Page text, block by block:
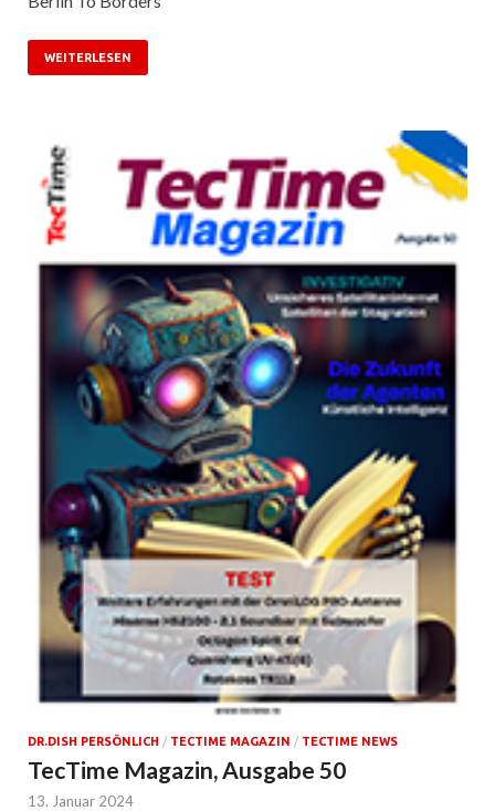
WEITERLESEN
DR.DISH PERSÖNLICH / TECTIME MAGAZIN / TECTIME NEWS
TecTime Magazin, Ausgabe 50
13. Januar 2024